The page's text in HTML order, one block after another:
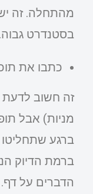
מהתחלה. זה
בסטנדרט גבוה.
כתבו את
זה חשוב
מניות) אבל
ברגע
ברמת הדיוק
הדברים על